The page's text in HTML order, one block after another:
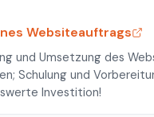
Websiteauftrags
und Umsetzung des
Schulung und
Investition!